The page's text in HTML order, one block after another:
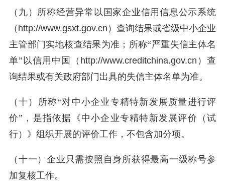
（九）所称经营异常以国家企业信用信息公示系统
（ http://www.gsxt.gov.cn ）查询结果或省级中小企业
主管部门实地核查结果为准；所称“严重失信主体名
单”以信用中国（ http://www.creditchina.gov.cn ）查
询结果或有关政府部门出具的失信主体名单为准。
（十）所称“对中小企业专精特新发展质量进行评
价”，是指依据《中小企业专精特新发展评价（试
行）》组织开展的评价工作，不包含加分项。
（十一）企业只需按照自身所获得最高一级称号参
加复核工作。